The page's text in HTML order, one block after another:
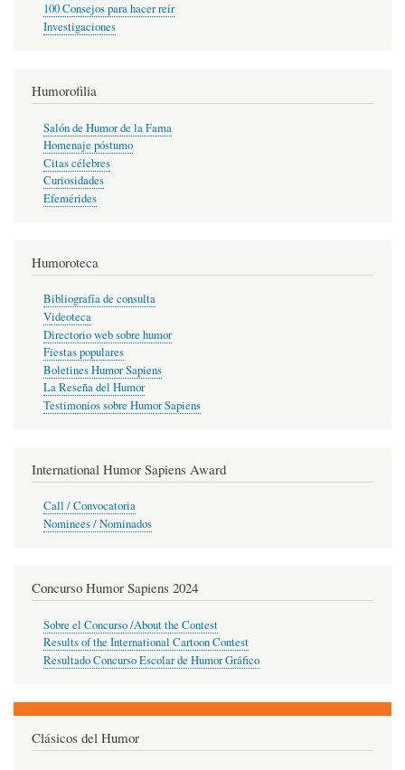
100 Consejos para hacer reír
Investigaciones
Humorofilia
Salón de Humor de la Fama
Homenaje póstumo
Citas célebres
Curiosidades
Efemérides
Humoroteca
Bibliografía de consulta
Videoteca
Directorio web sobre humor
Fiestas populares
Boletines Humor Sapiens
La Reseña del Humor
Testimonios sobre Humor Sapiens
International Humor Sapiens Award
Call / Convocatoria
Nominees / Nominados
Concurso Humor Sapiens 2024
Sobre el Concurso /About the Contest
Results of the International Cartoon Contest
Resultado Concurso Escolar de Humor Gráfico
Clásicos del Humor